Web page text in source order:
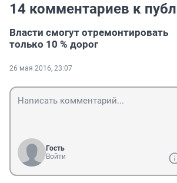
14 комментариев к
Власти смогут отремонтировать
только 10 % дорог
26 мая 2016, 23:07
Гость
Войти